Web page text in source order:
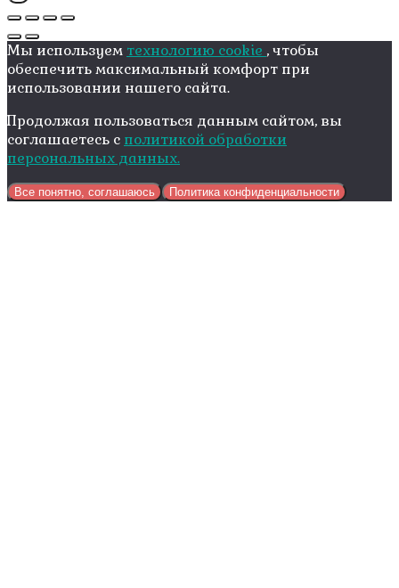
Мы используем технологию cookie , чтобы
обеспечить максимальный комфорт при
использовании нашего сайта.
Продолжая пользоваться данным сайтом, вы
соглашаетесь с политикой обработки
персональных данных.
Все понятно, соглашаюсь Политика конфиденциальности